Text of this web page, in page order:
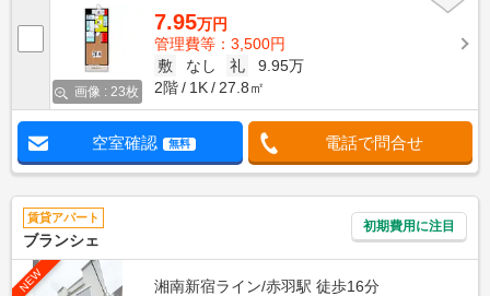
画像 : 23枚
7.95万円
管理費等：3,500円
敷
なし 礼
9.95万
2階
1K 27.8㎡
空室確認 無料 電話で問合せ
賃貸アパート
ブランシェ
初期費用に注目
NEW
湘南新宿ライン/赤羽駅 徒歩16分